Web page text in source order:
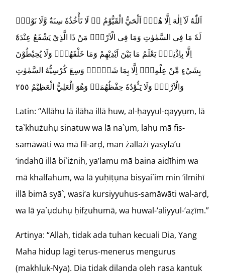
اَللّٰهُ لَآ اِلٰهَ اِلَّا هُوَۚ اَلْحَيُّ الْقَيُّوْمُ ەۚ لَا تَأْخُذُهٗ سِنَةٌ وَّلَا نَوْمٌۗ
لَهٗ مَا فِى السَّمٰوٰتِ وَمَا فِى الْاَرْضِۗ مَنْ ذَا الَّذِيْ يَشْفَعُ عِنْدَهٗٓ
اِلَّا بِاِذْنِهٖۗ يَعْلَمُ مَا بَيْنَ اَيْدِيْهِمْ وَمَا خَلْفَهُمْۚ وَلَا يُحِيْطُوْنَ
بِشَيْءٍ مِّنْ عِلْمِهٖٓ اِلَّا بِمَا شَاۤءَۚ وَسِعَ كُرْسِيُّهُ السَّمٰوٰتِ
وَالْاَرْضَۚ وَلَا يَـُٔوْدُهٗ حِفْظُهُمَاۚ وَهُوَ الْعَلِيُّ الْعَظِيْمُ ٢٥٥
Latin: “Allāhu lā ilāha illā huw, al-ḥayyul-qayyụm, lā
ta`khużuhụ sinatuw wa lā na`ụm, lahụ mā fis-
samāwāti wa mā fil-arḍ, man żallażī yasyfa’u
‘indahū illā bi`iżnih, ya’lamu mā baina aidīhim wa
mā khalfahum, wa lā yuḥīṭụna bisyai`im min ‘ilmihī
illā bimā syā`, wasi’a kursiyyuhus-samāwāti wal-arḍ,
wa lā ya`ụduhụ ḥifẓuhumā, wa huwal-‘aliyyul-‘aẓīm.”
Artinya: “Allah, tidak ada tuhan kecuali Dia, Yang
Maha hidup lagi terus-menerus mengurus
(makhluk-Nya). Dia tidak dilanda oleh rasa kantuk